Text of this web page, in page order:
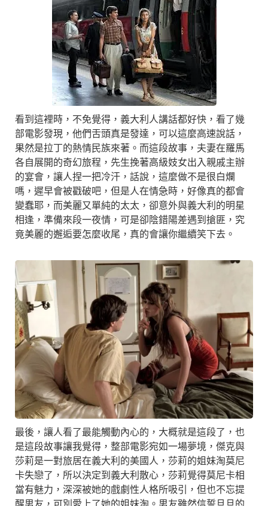
看到這裡時，不免覺得，義大利人講話都好快，看了幾
部電影發現，他們舌頭真是發達，可以這麼高速說話，
果然是拉丁的熱情民族來著。而這段故事，夫妻在羅馬
各自展開的奇幻旅程，先生挽著高級妓女出入親戚主辦
的宴會，讓人捏一把冷汗，話說，這麼做不是很白爛
嗎，遲早會被戳破吧，但是人在情急時，好像真的都會
變蠢耶，而美麗又單純的太太，卻意外與義大利的明星
相逢，準備來段一夜情，可是卻陰錯陽差遇到搶匪，究
竟美麗的邂逅要怎麼收尾，真的會讓你繼續笑下去。
最後，讓人看了最能觸動內心的，大概就是這段了，也
是這段故事讓我覺得，整部電影宛如一場夢境，傑克與
莎莉是一對旅居在義大利的美國人，莎莉的姐妹淘莫尼
卡失戀了，所以決定到義大利散心，莎莉覺得莫尼卡相
當有魅力，深深被她的戲劇性人格所吸引，但也不忘提